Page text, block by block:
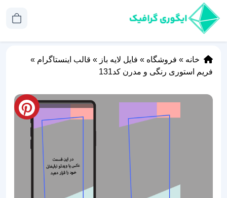
خانه » فروشگاه » فایل لایه باز » قالب اینستاگرام »
فریم استوری رنگی و مدرن کد131